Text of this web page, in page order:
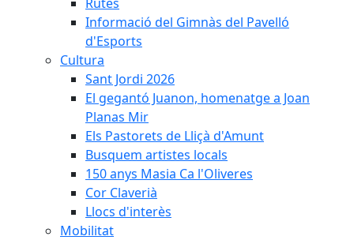
Informació del Gimnàs del Pavelló
d'Esports
Cultura
Sant Jordi 2026
El gegantó Juanon, homenatge a Joan
Planas Mir
Els Pastorets de Lliçà d'Amunt
Busquem artistes locals
150 anys Masia Ca l'Oliveres
Cor Claverià
Llocs d'interès
Mobilitat